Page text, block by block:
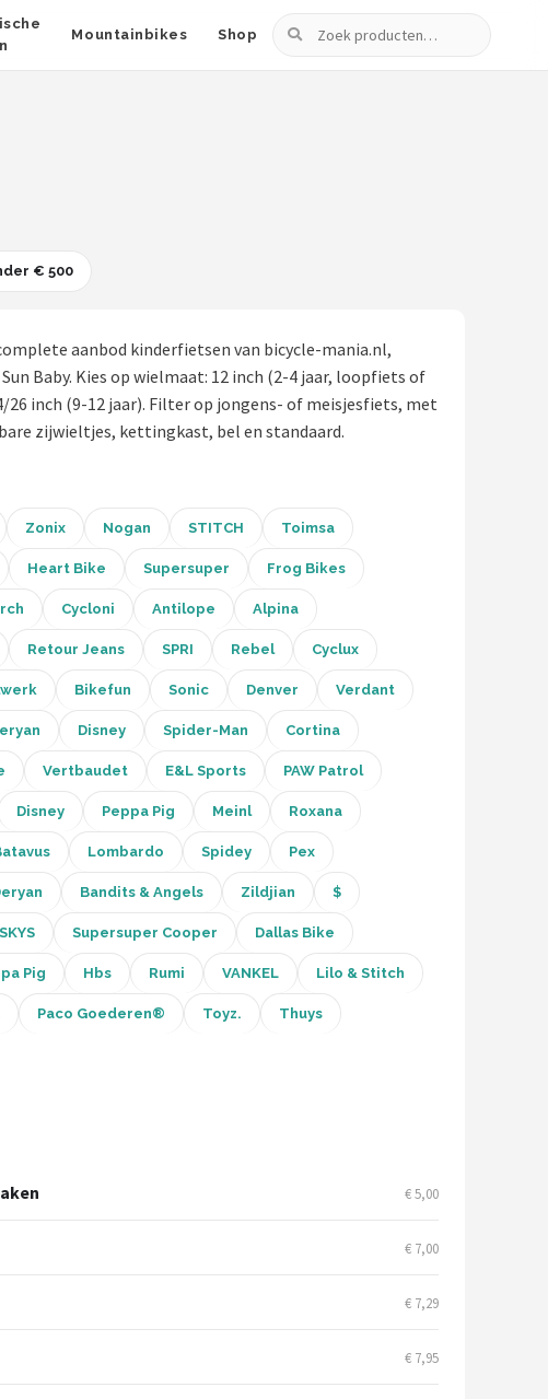
Mountainbikes Shop
Zoeken
€ 500
aanbod kinderfietsen van bicycle-mania.nl,
Baby. Kies op wielmaat: 12 inch (2-4 jaar, loopfiets of
26 inch (9-12 jaar). Filter op jongens- of meisjesfiets, met
zijwieltjes, kettingkast, bel en standaard.
Zonix Nogan STITCH Toimsa
Heart Bike Supersuper Frog Bikes
Cycloni Antilope Alpina
Retour Jeans SPRI Rebel Cyclux
Bikefun Sonic Denver Verdant
Disney Spider-Man Cortina
Vertbaudet E&L Sports PAW Patrol
Disney Peppa Pig Meinl Roxana
Lombardo Spidey Pex
Bandits & Angels Zildjian $
SKYS Supersuper Cooper Dallas Bike
Pig Hbs Rumi VANKEL Lilo & Stitch
Paco Goederen® Toyz. Thuys
€ 5,00
€ 7,00
€ 7,29
€ 7,95